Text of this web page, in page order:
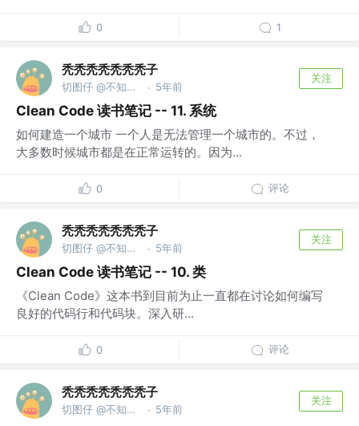
0 1
秃秃秃秃秃秃秃子
切图仔 @不知道什么公司 · 5年前
关注
Clean Code 读书笔记 -- 11. 系统
如何建造一个城市 一个人是无法管理一个城市的。不过，
大多数时候城市都是在正常运转的。因为...
0 评论
秃秃秃秃秃秃秃子
切图仔 @不知道什么公司 · 5年前
关注
Clean Code 读书笔记 -- 10. 类
《Clean Code》这本书到目前为止一直都在讨论如何编写
良好的代码行和代码块。深入研...
0 评论
秃秃秃秃秃秃秃子
切图仔 @不知道什么公司 · 5年前
关注